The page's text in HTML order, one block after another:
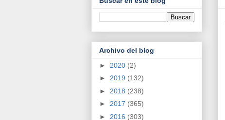
Archivo del blog
► 2020 (2)
► 2019 (132)
► 2018 (238)
► 2017 (365)
► 2016 (303)